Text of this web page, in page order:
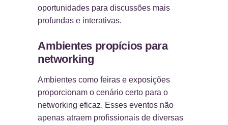
oportunidades para discussões mais
profundas e interativas.
Ambientes propícios para
networking
Ambientes como feiras e exposições
proporcionam o cenário certo para o
networking eficaz. Esses eventos não
apenas atraem profissionais de diversas